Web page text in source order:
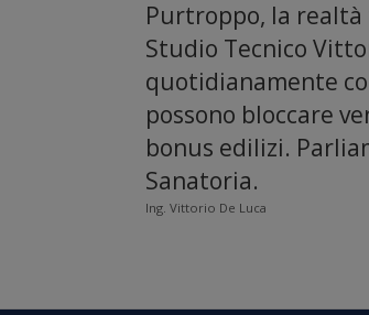
Purtroppo, la realtà
Studio Tecnico
quotidianamente
possono bloccare
bonus edilizi.
Sanatoria.
Ing. Vittorio De Luca